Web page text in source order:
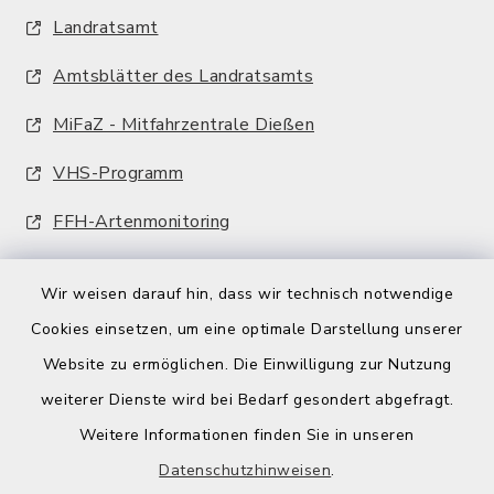
Wir weisen darauf hin, dass wir technisch notwendige
Cookies einsetzen, um eine optimale Darstellung unserer
Website zu ermöglichen. Die Einwilligung zur Nutzung
weiterer Dienste wird bei Bedarf gesondert abgefragt.
Weitere Informationen finden Sie in unseren
Datenschutzhinweisen.
Landratsamt
Amtsblätter des Landratsamts
MiFaZ - Mitfahrzentrale Dießen
VHS-Programm
FFH-Artenmonitoring
Barrierefreiheit